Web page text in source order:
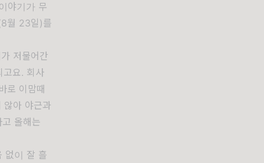
야기가 무
월 23일)를
저물어간
고요. 회사
로 이맘때
않아 야근과
올해는
없이 잘 흘